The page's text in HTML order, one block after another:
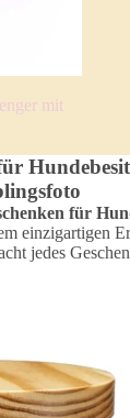
mit
für
einzigartigen
jedes